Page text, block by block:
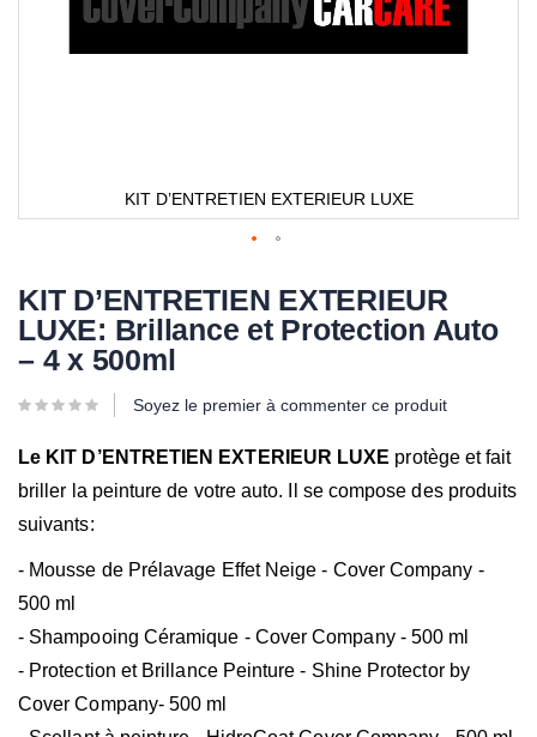
KIT D’ENTRETIEN EXTERIEUR LUXE
KIT D’ENTRETIEN EXTERIEUR
LUXE: Brillance et Protection Auto
– 4 x 500ml
Soyez le premier à commenter ce produit
Le KIT D’ENTRETIEN EXTERIEUR LUXE protège et fait
briller la peinture de votre auto. Il se compose des produits
suivants:
- Mousse de Prélavage Effet Neige - Cover Company -
500 ml
- Shampooing Céramique - Cover Company - 500 ml
- Protection et Brillance Peinture - Shine Protector by
Cover Company- 500 ml